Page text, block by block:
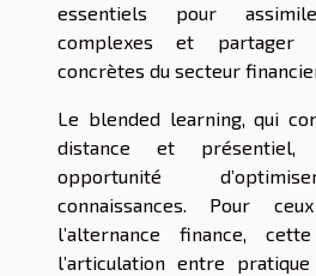
essentiels pour
complexes et partager
concrètes du secteur
Le blended learning, qui
distance et présentiel,
opportunité
connaissances. Pour
l’alternance finance,
l’articulation entre